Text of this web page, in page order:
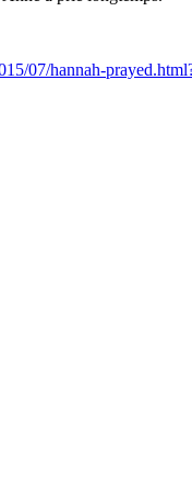
07/hannah-